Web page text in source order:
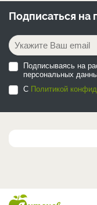
Подписаться на
Подписываясь на
персональных
С Политикой